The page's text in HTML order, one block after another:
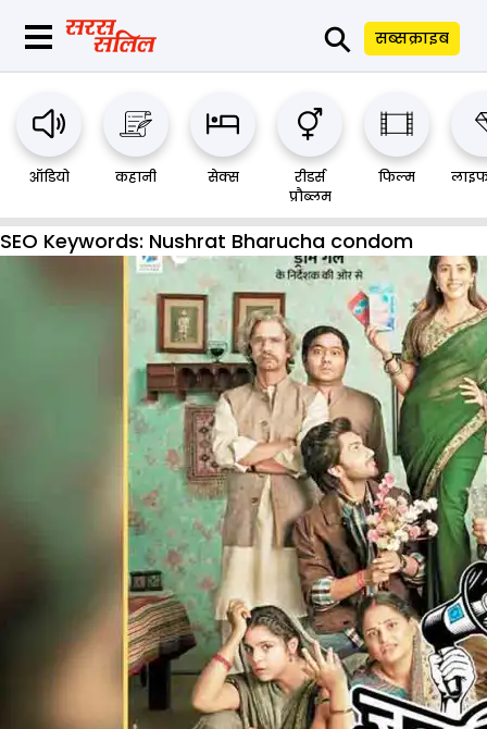
⚲ सब्सक्राइब
ऑडियो कहानी सेक्स
रीडर्स
प्रौब्लम
फिल्म
SEO Keywords: Nushrat Bharucha condom